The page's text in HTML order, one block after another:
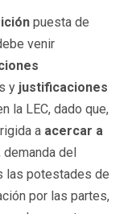
puesta de
venir
y justificaciones
la LEC, dado que,
a acercar a
del
las potestades de
por las partes,